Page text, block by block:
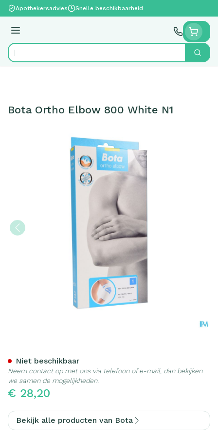
Ga naar de inhoud
Apothekersadvies Snelle beschikbaarheid
Menu
Product, merk, categorie... Zoek
Bota Ortho Elbow 800 White N1
€ 28,20
Niet beschikbaar
Neem contact op met ons via telefoon of e-mail, dan bekijken
we samen de mogelijkheden.
Bekijk alle producten van Bota